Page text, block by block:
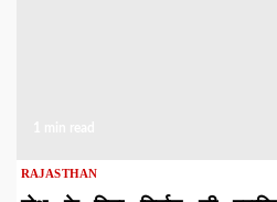
RAJASTHAN